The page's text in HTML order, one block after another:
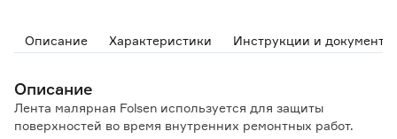
Описание Характеристики Инструкции и документы
Описание
Лента малярная Folsen используется для защиты
поверхностей во время внутренних ремонтных работ.